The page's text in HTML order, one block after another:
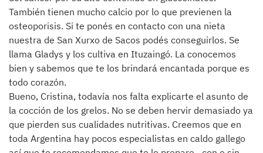
También tienen mucho calcio por lo que previenen la
osteoporisis. Si te ponés en contacto con una nieta
nuestra de San Xurxo de Sacos podés conseguirlos. Se
llama Gladys y los cultiva en Ituzaingó. La conocemos
bien y sabemos que te los brindará encantada porque es
todo corazón.
Bueno, Cristina, todavía nos falta explicarte el asunto de
la cocción de los grelos. No se deben hervir demasiado ya
que pierden sus cualidades nutritivas. Creemos que en
toda Argentina hay pocos especialistas en caldo gallego